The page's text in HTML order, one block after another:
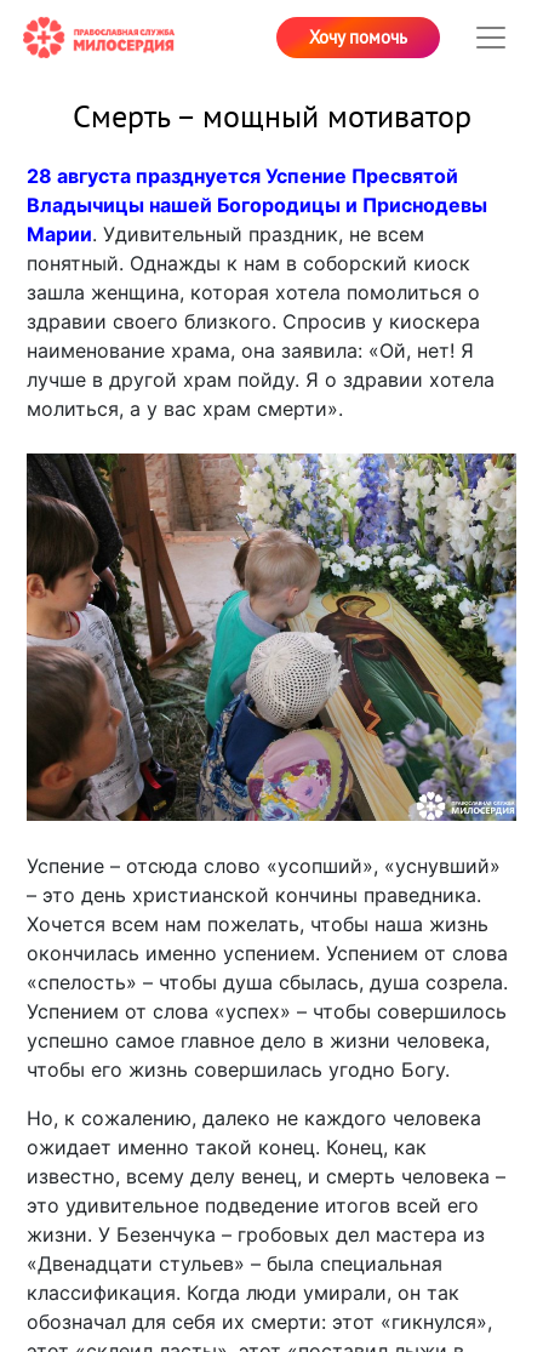
Хочу помочь
Смерть – мощный мотиватор
28 августа празднуется Успение Пресвятой
Владычицы нашей Богородицы и Приснодевы
Марии. Удивительный праздник, не всем
понятный. Однажды к нам в соборский киоск
зашла женщина, которая хотела помолиться о
здравии своего близкого. Спросив у киоскера
наименование храма, она заявила: «Ой, нет! Я
лучше в другой храм пойду. Я о здравии хотела
молиться, а у вас храм смерти».
Успение – отсюда слово «усопший», «уснувший»
– это день христианской кончины праведника.
Хочется всем нам пожелать, чтобы наша жизнь
окончилась именно успением. Успением от слова
«спелость» – чтобы душа сбылась, душа созрела.
Успением от слова «успех» – чтобы совершилось
успешно самое главное дело в жизни человека,
чтобы его жизнь совершилась угодно Богу.
Но, к сожалению, далеко не каждого человека
ожидает именно такой конец. Конец, как
известно, всему делу венец, и смерть человека –
это удивительное подведение итогов всей его
жизни. У Безенчука – гробовых дел мастера из
«Двенадцати стульев» – была специальная
классификация. Когда люди умирали, он так
обозначал для себя их смерти: этот «гикнулся»,